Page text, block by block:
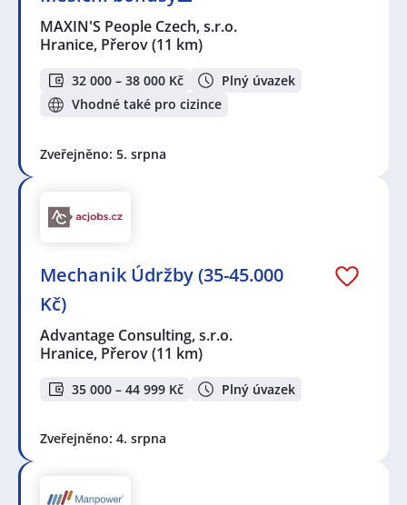
MAXIN'S People Czech, s.r.o.
Hranice, Přerov(11 km)
32 000 – 38 000 Kč
Plný úvazek
Vhodné také pro cizince
Zveřejněno: 5. srpna
Mechanik Údržby (35-45.000
Kč)
Advantage Consulting, s.r.o.
Hranice, Přerov(11 km)
35 000 – 44 999 Kč Plný úvazek
Zveřejněno: 4. srpna